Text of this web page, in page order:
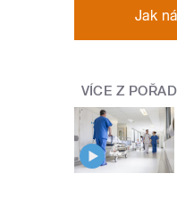
Jak
VÍCE Z